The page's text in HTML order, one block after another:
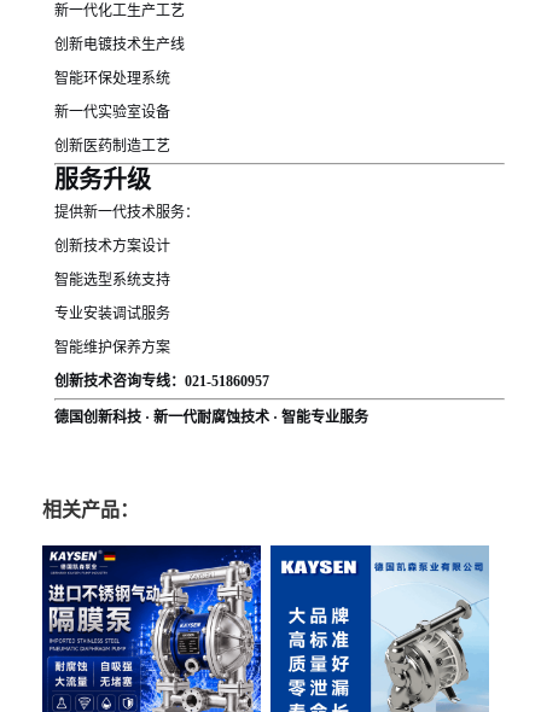
新一代化工生产工艺
创新电镀技术生产线
智能环保处理系统
新一代实验室设备
创新医药制造工艺
服务升级
提供新一代技术服务：
创新技术方案设计
智能选型系统支持
专业安装调试服务
智能维护保养方案
创新技术咨询专线：021-51860957
德国创新科技 · 新一代耐腐蚀技术 · 智能专业服务
相关产品：